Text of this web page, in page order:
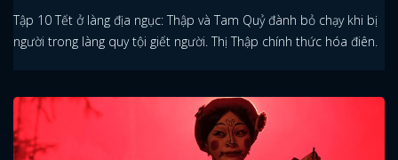
Tập 10 Tết ở làng địa ngục: Thập và Tam Quỷ đành bỏ chạy khi bị
người trong làng quy tội giết người. Thị Thập chính thức hóa điên.